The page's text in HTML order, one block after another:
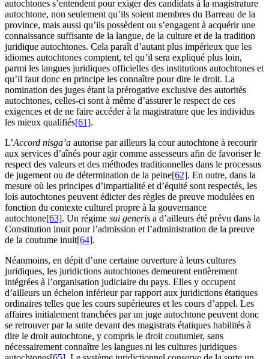
autochtones s’entendent pour exiger des candidats à la magistrature
autochtone, non seulement qu’ils soient membres du Barreau de la
province, mais aussi qu’ils possèdent ou s’engagent à acquérir une
connaissance suffisante de la langue, de la culture et de la tradition
juridique autochtones. Cela paraît d’autant plus impérieux que les
idiomes autochtones comptent, tel qu’il sera expliqué plus loin,
parmi les langues juridiques officielles des institutions autochtones et
qu’il faut donc en principe les connaître pour dire le droit. La
nomination des juges étant la prérogative exclusive des autorités
autochtones, celles-ci sont à même d’assurer le respect de ces
exigences et de ne faire accéder à la magistrature que les individus
les mieux qualifiés[61].
L’Accord nisga’a autorise par ailleurs la cour autochtone à recourir
aux services d’aînés pour agir comme assesseurs afin de favoriser le
respect des valeurs et des méthodes traditionnelles dans le processus
de jugement ou de détermination de la peine[62]. En outre, dans la
mesure où les principes d’impartialité et d’équité sont respectés, les
lois autochtones peuvent édicter des règles de preuve modulées en
fonction du contexte culturel propre à la gouvernance
autochtone[63]. Un régime sui generis a d’ailleurs été prévu dans la
Constitution inuit pour l’admission et l’administration de la preuve
de la coutume inuit[64].
Néanmoins, en dépit d’une certaine ouverture à leurs cultures
juridiques, les juridictions autochtones demeurent entièrement
intégrées à l’organisation judiciaire du pays. Elles y occupent
d’ailleurs un échelon inférieur par rapport aux juridictions étatiques
ordinaires telles que les cours supérieures et les cours d’appel. Les
affaires initialement tranchées par un juge autochtone peuvent donc
se retrouver par la suite devant des magistrats étatiques habilités à
dire le droit autochtone, y compris le droit coutumier, sans
nécessairement connaître les langues ni les cultures juridiques